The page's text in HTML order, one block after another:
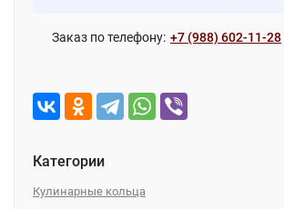
Заказ по телефону: +7 (988) 602-11-28
Категории
Кулинарные кольца